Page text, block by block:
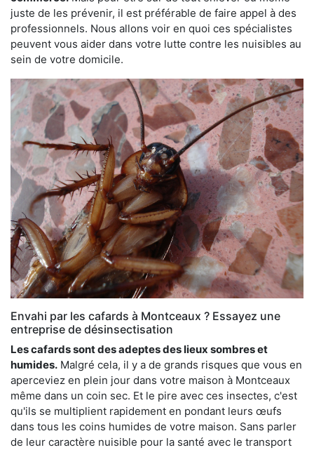
juste de les prévenir, il est préférable de faire appel à des
professionnels. Nous allons voir en quoi ces spécialistes
peuvent vous aider dans votre lutte contre les nuisibles au
sein de votre domicile.
Envahi par les cafards à Montceaux ? Essayez une
entreprise de désinsectisation
Les cafards sont des adeptes des lieux sombres et
humides. Malgré cela, il y a de grands risques que vous en
aperceviez en plein jour dans votre maison à Montceaux
même dans un coin sec. Et le pire avec ces insectes, c'est
qu'ils se multiplient rapidement en pondant leurs œufs
dans tous les coins humides de votre maison. Sans parler
de leur caractère nuisible pour la santé avec le transport